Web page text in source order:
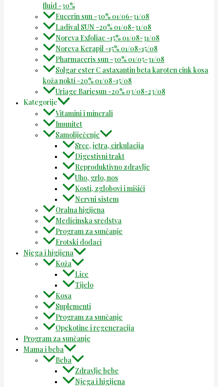
fluid -30%
Eucerin sun -30% 01/06-31/08
Ladival SUN -20% 01/08-31/08
Noreva Exfoliac -15% 01/08-31/08
Noreva Kerapil -15% 01/08-15/08
Pharmaceris sun -30% 01/05-31/08
Solgar ester C astaxantin beta karoten cink kosa
koža nokti -20% 01/08-15/08
Uriage Bariesun -20% 03/08-23/08
Kategorije
Vitamini i minerali
Imunitet
Samoliječenje
Srce, jetra, cirkulacija
Digestivni trakt
Reproduktivno zdravlje
Uho, grlo, nos
Kosti, zglobovi i mišići
Nervni sistem
Oralna higijena
Medicinska sredstva
Program za sunčanje
Erotski dodaci
Njega i higijena
Koža
Lice
Tijelo
Kosa
Suplementi
Program za sunčanje
Opekotine i regeneracija
Program za sunčanje
Mama i beba
Beba
Zdravlje bebe
Njega i higijena